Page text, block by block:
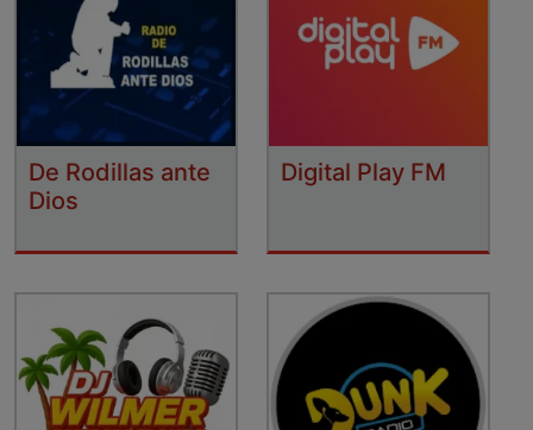
De Rodillas ante
Dios
Digital Play FM